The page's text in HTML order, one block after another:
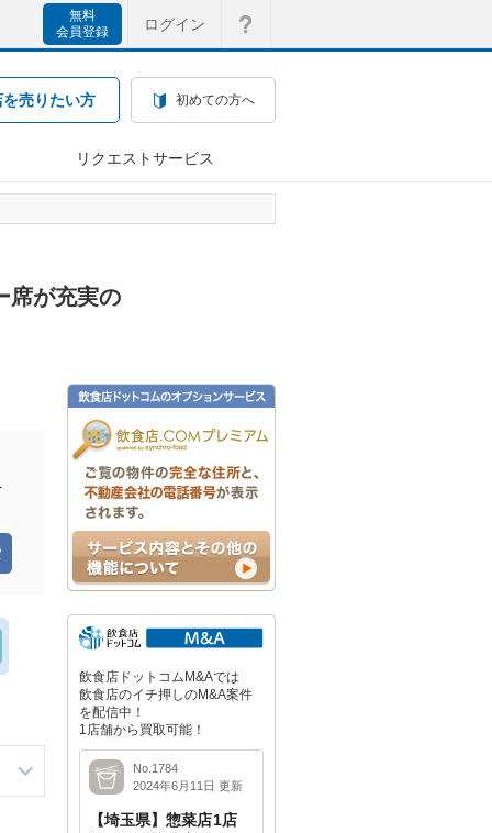
無料
会員登録
ログイン
を売りたい方 初めての方へ
リクエストサービス
席が充実の
飲食店ドットコムM&Aでは
飲食店のイチ押しのM&A案件
を配信中！
1店舗から買取可能！
No.1784
2024年6月11日 更新
【埼玉県】惣菜店1店